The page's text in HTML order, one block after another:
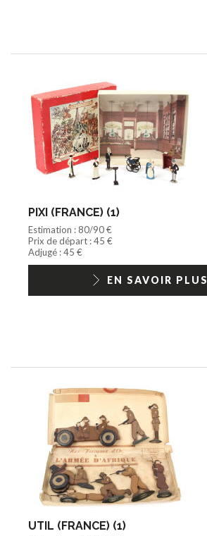
PIXI (FRANCE) (1)
Estimation : 80/90 €
Prix de départ : 45 €
Adjugé : 45 €
EN SAVOIR PLUS
UTIL (FRANCE) (1)